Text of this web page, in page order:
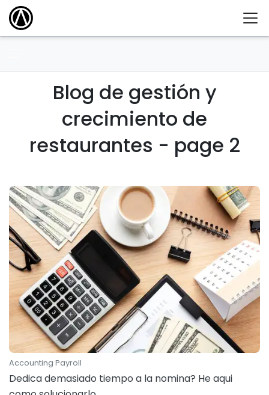
Blog de gestión y
crecimiento de
restaurantes - page 2
Accounting Payroll
Dedica demasiado tiempo a la nomina? He aqui